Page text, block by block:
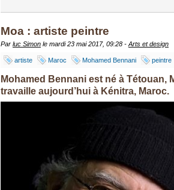
Moa : artiste peintre
Par luc Simon le mardi 23 mai 2017, 09:28 -Arts et design
artiste Maroc Mohamed Bennani peintre
Mohamed Bennani est né à Tétouan,
travaille aujourd’hui à Kénitra, Maroc.